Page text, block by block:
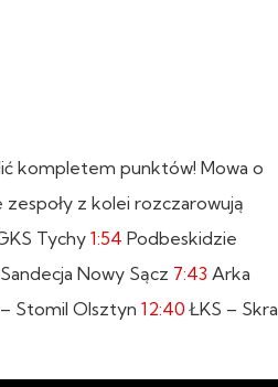
kompletem punktów! Mowa o
z kolei rozczarowują
Tychy 1:54 Podbeskidzie
Nowy Sącz 7:43 Arka
Stomil Olsztyn 12:40 ŁKS – Skra